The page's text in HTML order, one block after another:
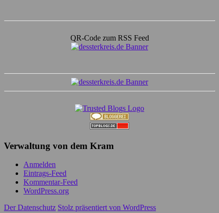
QR-Code zum RSS Feed
Verwaltung von dem Kram
Anmelden
Eintrags-Feed
Kommentar-Feed
WordPress.org
Der Datenschutz Stolz präsentiert von WordPress